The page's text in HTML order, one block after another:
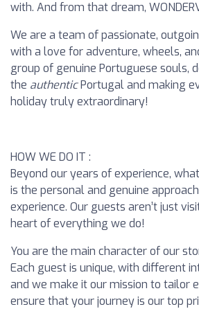
with. And from that dream,
We are a team of passionate,
with a love for adventure, wheels,
group of genuine Portuguese souls,
the authenticPortugal and making
holiday truly extraordinary!
HOW WE DO IT :
Beyond our years of experience,
is the personal and genuine approach
experience. Our guests aren’t just
heart of everything we do!
You are the main character of our
Each guest is unique, with different
and we make it our mission to tailor
ensure thatyour journey is our top